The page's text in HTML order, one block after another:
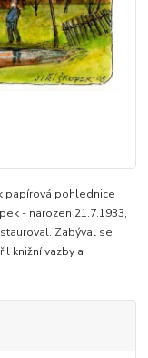
papírová pohlednice
- narozen 21.7.1933,
Zabýval se
knižní vazby a